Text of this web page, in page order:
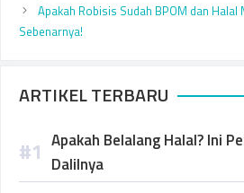
Apakah Robisis Sudah BPOM dan Halal
Sebenarnya!
ARTIKEL TERBARU
Apakah Belalang Halal? Ini
Dalilnya